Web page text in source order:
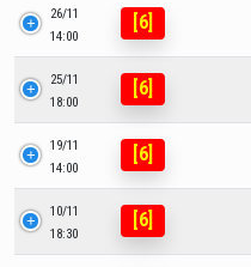
26/11
14:00
[6]
25/11
18:00
[6]
19/11
14:00
[6]
10/11
18:30
[6]